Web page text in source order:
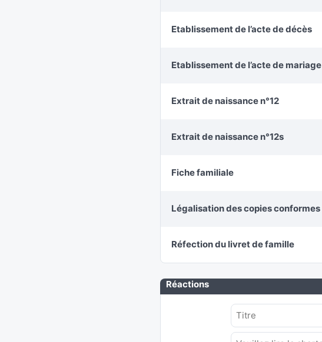
Etablissement de l’acte de décès
Etablissement de l’acte de mariage
Extrait de naissance n°12
Extrait de naissance n°12s
Fiche familiale
Légalisation des copies conformes
Réfection du livret de famille
Réactions